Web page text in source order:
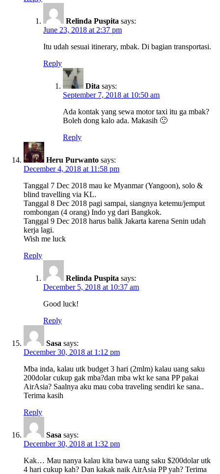
Relinda Puspita says:
June 23, 2018 at 2:37 pm
Itu udah sesuai itinerary, mbak. Di bagian transportasi.
Reply
Dita says:
September 7, 2018 at 10:50 am
Ada kontak yang sewa motor taxi itu ga mbak?
Boleh dong kalo ada. Makasih 🙂
Reply
Heru Purwanto says:
December 4, 2018 at 11:58 pm
Tanggal 7 Dec 2018 mau ke Myanmar (Yangoon), solo &
blind travelling via KL.
Tanggal 8 Dec 2018 pagi sampai, siangnya ketemu/jemput
rombongan (4 orang) Indo yg dari Bangkok.
Tanggal 9 Dec 2018 harus balik Jakarta karena Senin udah
kerja lagi.
Wish me luck
Reply
Relinda Puspita says:
December 5, 2018 at 10:37 am
Good luck!
Reply
Sasa says:
December 30, 2018 at 1:12 pm
Mba inda, kalau utk budget 3 hari (2mlm) kalau uang saku
200dolar cukup gak mba?dan mba wkt ke sana PP pakai
AirAsia? Saalnya aku mau coba traveling sendiri ke sana..
Terima kasih
Reply
Sasa says:
December 30, 2018 at 1:32 pm
Kak… Mau nanya kalau kita bawa uang saku $200dolar utk
4 hari cukup kah? Dan kakak naik AirAsia PP yah? Terima